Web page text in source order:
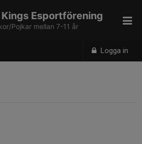
Logga in
Esportförening
Pojkar mellan 7-11 år